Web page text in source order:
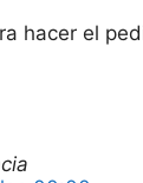
hacer el